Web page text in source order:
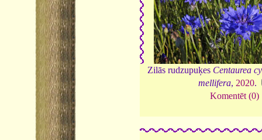
Zilās rudzupuķes Centaurea
mellifera, 2020.
Komentēt (0)